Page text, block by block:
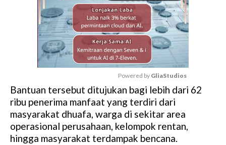
M
u
t
e
Powered by GliaStudios
Bantuan tersebut ditujukan bagi lebih dari 62
ribu penerima manfaat yang terdiri dari
masyarakat dhuafa, warga di sekitar area
operasional perusahaan, kelompok rentan,
hingga masyarakat terdampak bencana.